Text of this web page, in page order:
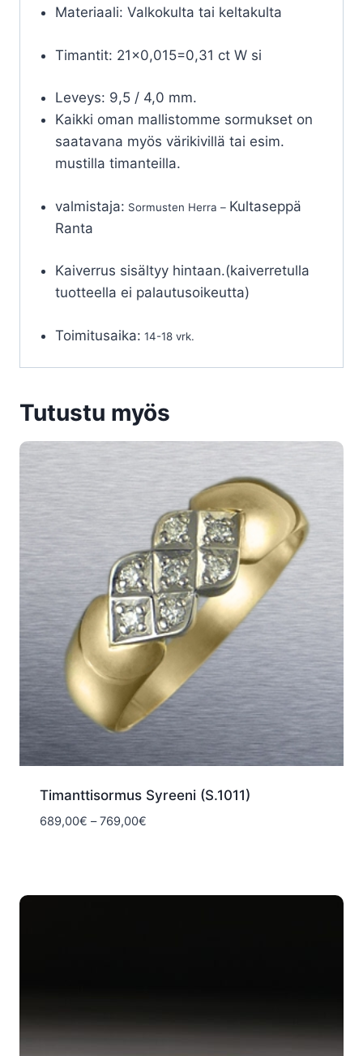
Materiaali: Valkokulta tai keltakulta
Timantit: 21×0,015=0,31 ct W si
Leveys: 9,5 / 4,0 mm.
Kaikki oman mallistomme sormukset on
saatavana myös värikivillä tai esim.
mustilla timanteilla.
valmistaja: Sormusten Herra – Kultaseppä
Ranta
Kaiverrus sisältyy hintaan.(kaiverretulla
tuotteella ei palautusoikeutta)
Toimitusaika: 14-18 vrk.
Tutustu myös
Timanttisormus Syreeni (S.1011)
689,00€ – 769,00€Hintaluokka: